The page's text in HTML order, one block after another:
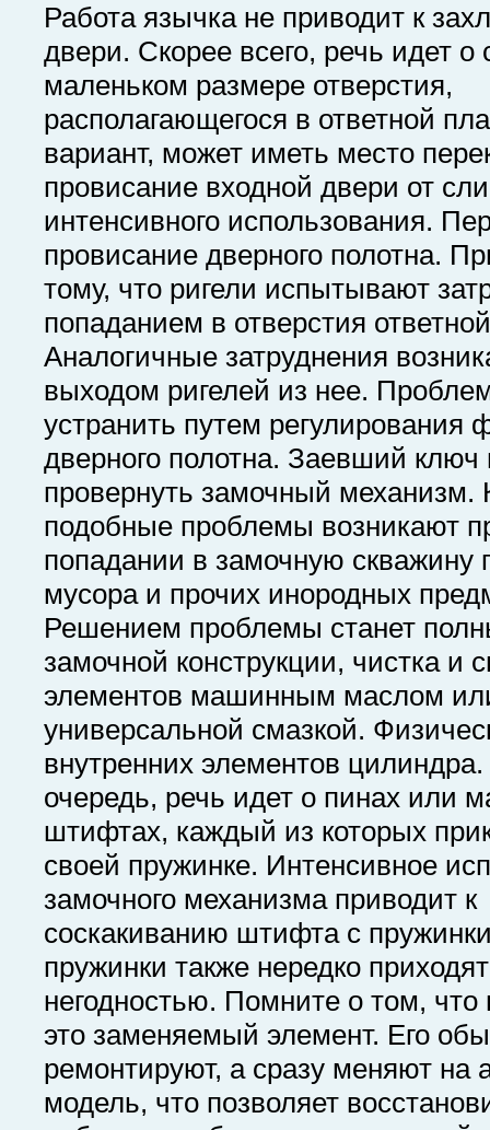
Работа язычка не приводит к
двери. Скорее всего, речь идет
маленьком размере отверстия,
располагающегося в ответной
вариант, может иметь место
провисание входной двери от
интенсивного использования.
провисание дверного полотна.
тому, что ригели испытывают
попаданием в отверстия
Аналогичные затруднения
выходом ригелей из нее.
устранить путем регулирования
дверного полотна. Заевший ключ
провернуть замочный механизм.
подобные проблемы возникают
попадании в замочную скважину
мусора и прочих инородных
Решением проблемы станет
замочной конструкции, чистка и
элементов машинным маслом
универсальной смазкой.
внутренних элементов
очередь, речь идет о пинах или
штифтах, каждый из которых
своей пружинке. Интенсивное
замочного механизма приводит к
соскакиванию штифта с
пружинки также нередко
негодностью. Помните о том,
это заменяемый элемент. Его
ремонтируют, а сразу меняют на
модель, что позволяет